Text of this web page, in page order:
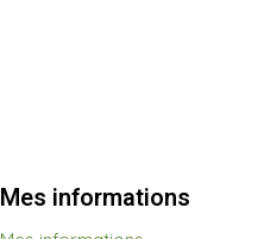
Mes informations